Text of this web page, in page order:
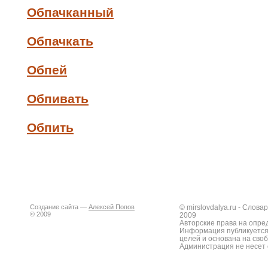
Обпачканный
Обпачкать
Обпей
Обпивать
Обпить
Создание сайта — Алексей Попов
© 2009
© mirslovdalya.ru -
2009
Авторские права на
Информация
целей и основана на
Администрация не несет